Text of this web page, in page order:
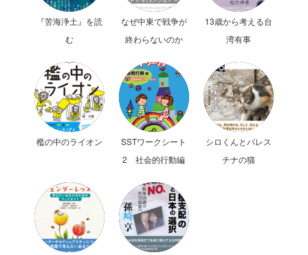
『苦海浄土』を読
む
なぜ中東で戦争が
終わらないのか
13歳から考える台
湾有事
檻の中のライオン
SSTワークシート
2 社会的行動編
シロくんとパレス
チナの猫